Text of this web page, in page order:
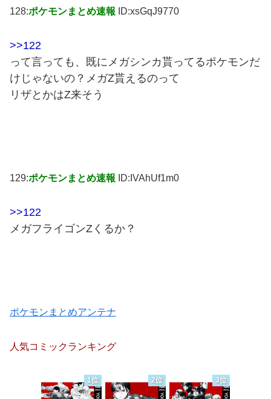
128:ポケモンまとめ速報 ID:xsGqJ9770
>>122
って言っても、既にメガシンカ貰ってるポケモンだ
けじゃないの？メガZ貰えるのって
リザとかはZ来そう
129:ポケモンまとめ速報 ID:IVAhUf1m0
>>122
メガフライゴンZくるか？
ポケモンまとめアンテナ
人気コミックランキング
1位 2位 3位